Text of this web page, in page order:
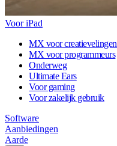
Voor iPad
MX voor creatievelingen
MX voor programmeurs
Onderweg
Ultimate Ears
Voor gaming
Voor zakelijk gebruik
Software
Aanbiedingen
Aarde